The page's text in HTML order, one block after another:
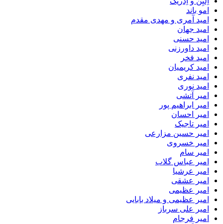
امو باند
امید آمری و مهدی مقدم
امید جهان
امید حسنی
امید داورزنی
امید فخر
امید کریمیان
امید نفری
امید نوری
امیر آتشی
امیر ابراهیم پور
امیر احسان
امیر تاجیک
امیر حسین مزارعی
امیر خسروی
امیر سام
امیر عباس گلاب
امیر عرشیا
امیر عشقی
امیر عظیمی
امیر عظیمی و میلاد بابایی
امیر علی سرباز
امیر فرجام